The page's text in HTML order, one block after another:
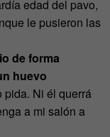
edad del pavo,
le pusieron las
de forma
huevo
pida. Ni él querrá
a mi salón a